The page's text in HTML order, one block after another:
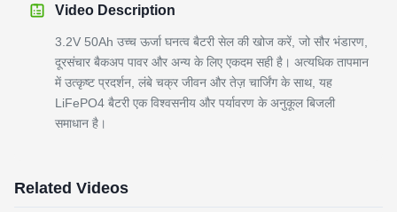
Video Description
3.2V 50Ah उच्च ऊर्जा घनत्व बैटरी सेल की खोज करें, जो सौर भंडारण,
दूरसंचार बैकअप पावर और अन्य के लिए एकदम सही है। अत्यधिक तापमान
में उत्कृष्ट प्रदर्शन, लंबे चक्र जीवन और तेज़ चार्जिंग के साथ, यह
LiFePO4 बैटरी एक विश्वसनीय और पर्यावरण के अनुकूल बिजली
समाधान है।
Related Videos